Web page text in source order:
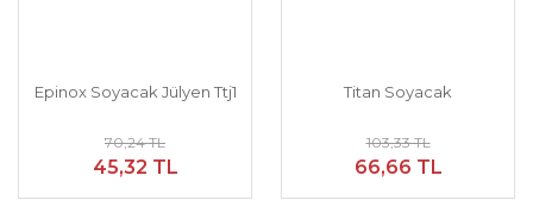
Epinox Soyacak Jülyen Ttj1
70,24 TL
45,32 TL
Titan Soyacak
103,33 TL
66,66 TL